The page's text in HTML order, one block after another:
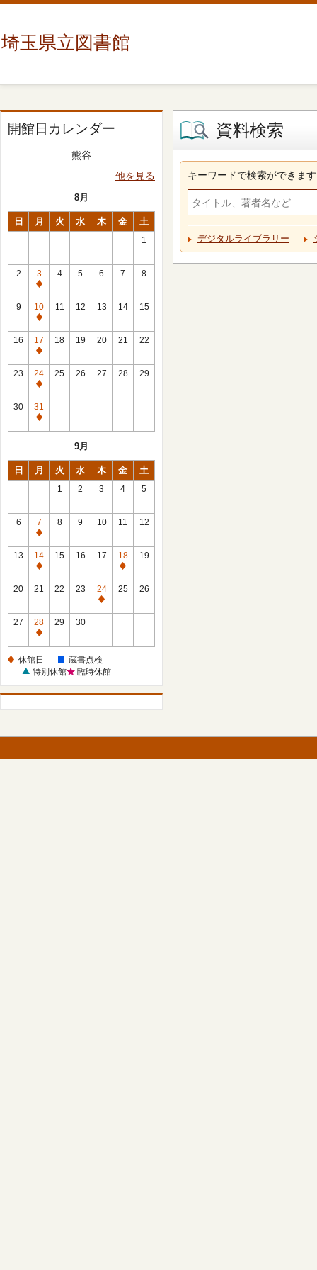
埼玉県立図書館
開館日カレンダー
熊谷
他を見る
8月
日 月 火 水 木 金 土
1
2
3
休
館
日
4 5 6 7 8
9
10
休
館
日
11 12 13 14 15
16
17
休
館
日
18 19 20 21 22
23
24
休
館
日
25 26 27 28 29
30
31
休
9月
日 月 火 水 木 金 土
1 2 3 4 5
6
7
休
館
日
8 9 10 11 12
13
14
休
館
15 16 17
18
休
館
19
20 21 22 23
24
休
25 26
27
28
休
日
29 30
休館日
蔵書点検
特別休館
臨時休館
資料検索
キーワードで検索ができます
デジタルライブラリー